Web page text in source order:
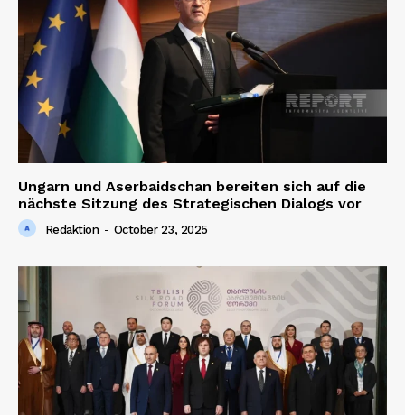
Ungarn und Aserbaidschan bereiten sich auf die
nächste Sitzung des Strategischen Dialogs vor
Redaktion - October 23, 2025